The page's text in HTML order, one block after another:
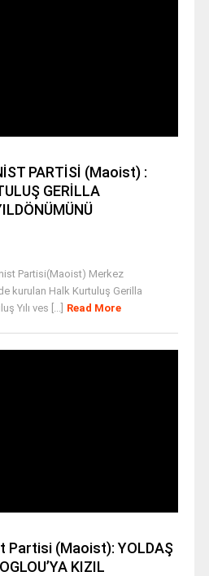
PARTİSİ (Maoist) :
GERİLLA
Partisi(Maoist) Merkez
kurulan Halk Kurtuluş Gerilla
Yılı ves [...] Read More
Partisi (Maoist): YOLDAŞ
KIZIL